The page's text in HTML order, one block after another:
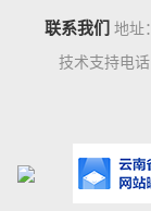
联系我们 地址
技术支持电